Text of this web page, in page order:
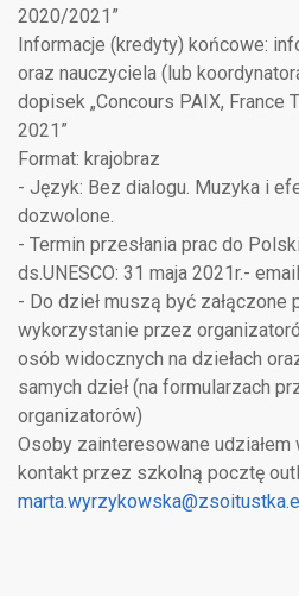
2020/2021”
Informacje (kredyty) końcowe:
oraz nauczyciela (lub
dopisek „Concours PAIX, France
2021”
Format: krajobraz
- Język: Bez dialogu. Muzyka i
dozwolone.
- Termin przesłania prac do
ds.UNESCO: 31 maja 2021r.-
- Do dzieł muszą być załączone
wykorzystanie przez
osób widocznych na dziełach
samych dzieł (na formularzach
organizatorów)
Osoby zainteresowane
kontakt przez szkolną pocztę